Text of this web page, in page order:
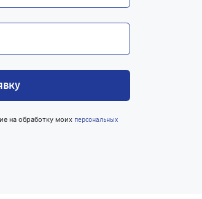
на обработку моих персональных